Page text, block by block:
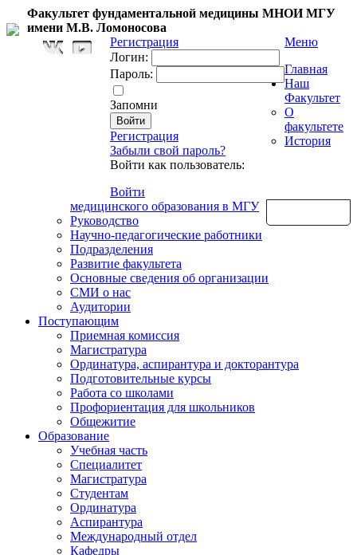
Факультет фундаментальной медицины МНОИ МГУ
имени М.В. Ломоносова
Регистрация
Логин:
Пароль:
Запомни
Регистрация
Забыли свой пароль?
Войти как пользователь:
Войти
Меню
Главная
Наш
Факультет
О
факультете
История
медицинского образования в МГУ
Руководство
Научно-педагогические работники
Подразделения
Развитие факультета
Основные сведения об организации
СМИ о нас
Аудитории
Поступающим
Приемная комиссия
Магистратура
Ординатура, аспирантура и докторантура
Подготовительные курсы
Работа со школами
Профориентация для школьников
Общежитие
Образование
Учебная часть
Специалитет
Магистратура
Студентам
Ординатура
Аспирантура
Международный отдел
Кафедры